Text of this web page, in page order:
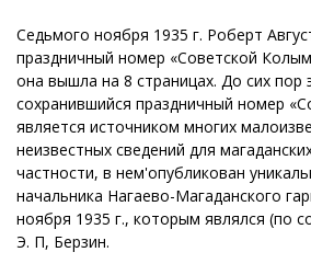
Седьмого ноября 1935 г. Роберт
праздничный номер «Советской
она вышла на 8 страницах. До сих пор
сохранившийся праздничный номер
является источником многих
неизвестных сведений для
частности, в нем'опубликован
начальника Нагаево-Магаданского
ноября 1935 г., которым являлся (по
Э. П, Берзин.